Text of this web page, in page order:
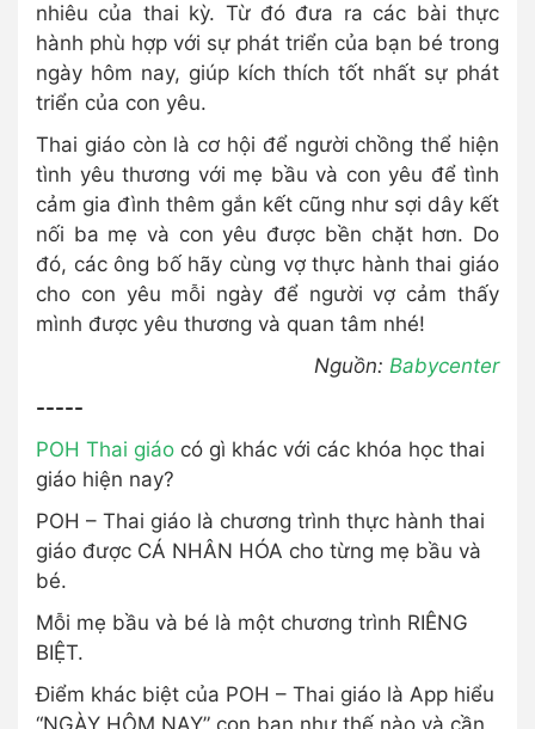
nhiêu của thai kỳ. Từ đó đưa ra các bài thực
hành phù hợp với sự phát triển của bạn bé trong
ngày hôm nay, giúp kích thích tốt nhất sự phát
triển của con yêu.
Thai giáo còn là cơ hội để người chồng thể hiện
tình yêu thương với mẹ bầu và con yêu để tình
cảm gia đình thêm gắn kết cũng như sợi dây kết
nối ba mẹ và con yêu được bền chặt hơn. Do
đó, các ông bố hãy cùng vợ thực hành thai giáo
cho con yêu mỗi ngày để người vợ cảm thấy
mình được yêu thương và quan tâm nhé!
Nguồn: Babycenter
-----
POH Thai giáo có gì khác với các khóa học thai
giáo hiện nay?
POH – Thai giáo là chương trình thực hành thai
giáo được CÁ NHÂN HÓA cho từng mẹ bầu và
bé.
Mỗi mẹ bầu và bé là một chương trình RIÊNG
BIỆT.
Điểm khác biệt của POH – Thai giáo là App hiểu